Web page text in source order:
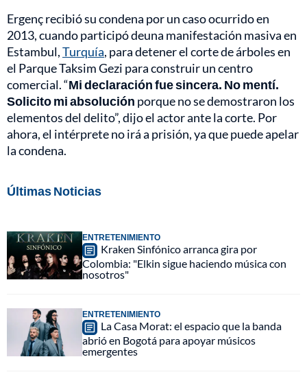
Ergenç recibió su condena por un caso ocurrido en
2013, cuando participó deuna manifestación masiva en
Estambul,Turquía, para detener el corte de árboles en
el Parque Taksim Gezi para construir un centro
comercial. “Mi declaración fue sincera. No mentí.
Solicito mi absolución porque no se demostraron los
elementos del delito”, dijo el actor ante la corte. Por
ahora, el intérprete no irá a prisión, ya que puede apelar
la condena.
Últimas Noticias
ENTRETENIMIENTO
Kraken Sinfónico arranca gira por
Colombia: "Elkin sigue haciendo música con
nosotros"
ENTRETENIMIENTO
La Casa Morat: el espacio que la banda
abrió en Bogotá para apoyar músicos
emergentes